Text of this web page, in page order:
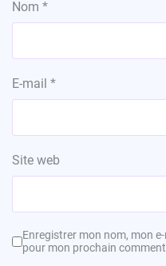
Nom *
E-mail *
Site web
Enregistrer mon nom, mon
pour mon prochain